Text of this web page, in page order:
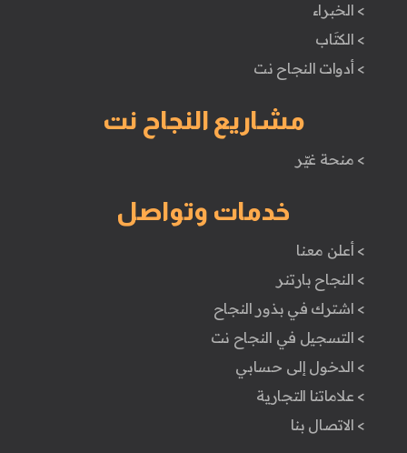
> الخبراء
> الكتَاب
> أدوات النجاح نت
مشاريع النجاح نت
> منحة غيّر
خدمات وتواصل
> أعلن معنا
> النجاح بارتنر
> اشترك في بذور النجاح
> التسجيل في النجاح نت
> الدخول إلى حسابي
> علاماتنا التجارية
> الاتصال بنا